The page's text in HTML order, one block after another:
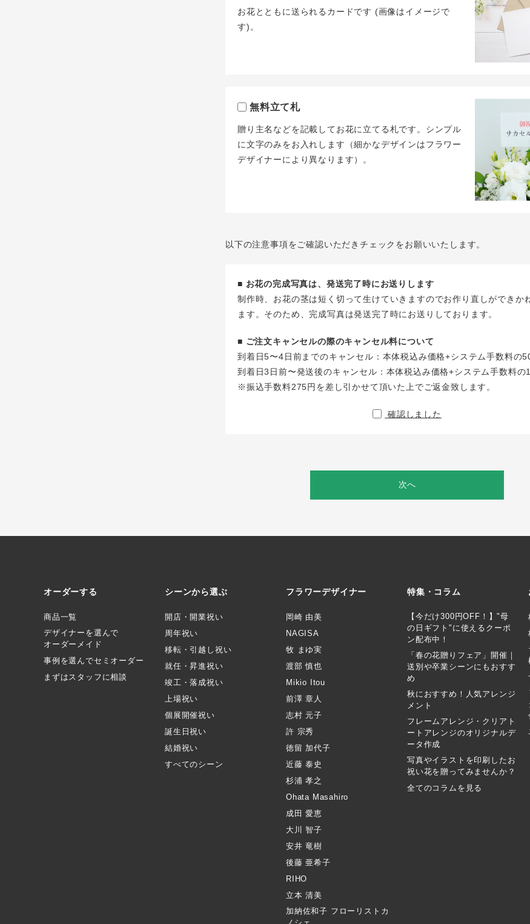
お花とともに送られるカードです (画像はイメージで
す)。
無料立て札
贈り主名などを記載してお花に立てる札です。シンプル
に文字のみをお入れします（細かなデザインはフラワー
デザイナーにより異なります）。
以下の注意事項をご確認いただきチェックをお願いいたします。
■ お花の完成写真は、発送完了時にお送りします
制作時、お花の茎は短く切って生けていきますのでお作り直しができか
ます。そのため、完成写真は発送完了時にお送りしております。
■ ご注文キャンセルの際のキャンセル料について
到着日5〜4日前までのキャンセル：本体税込み価格+システム手数料の
到着日3日前〜発送後のキャンセル：本体税込み価格+システム手数料の
※振込手数料275円を差し引かせて頂いた上でご返金致します。
確認しました
次へ
オーダーする
商品一覧
デザイナーを選んで
オーダーメイド
事例を選んでセミオーダー
まずはスタッフに相談
シーンから選ぶ
開店・開業祝い
周年祝い
移転・引越し祝い
就任・昇進祝い
竣工・落成祝い
上場祝い
個展開催祝い
誕生日祝い
結婚祝い
すべてのシーン
フラワーデザイナー
岡崎 由美
NAGISA
牧 まゆ実
渡部 慎也
Mikio Itou
前澤 章人
志村 元子
許 宗秀
徳留 加代子
近藤 泰史
杉浦 孝之
Ohata Masahiro
成田 愛恵
大川 智子
安井 竜樹
後藤 亜希子
RIHO
立本 清美
加納佐和子 フローリストカ
特集・コラム
【今だけ300円OFF！】"母
の日ギフト"に使えるクーポ
ン配布中！
「春の花贈りフェア」開催｜
送別や卒業シーンにもおすす
め
秋におすすめ！人気アレンジ
メント
フレームアレンジ・クリアト
ートアレンジのオリジナルデ
ータ作成
写真やイラストを印刷したお
祝い花を贈ってみませんか？
全てのコラムを見る